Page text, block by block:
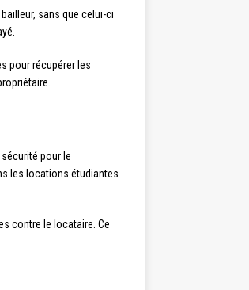
sans que celui-ci
pour récupérer les
pour le
les locations étudiantes
contre le locataire. Ce